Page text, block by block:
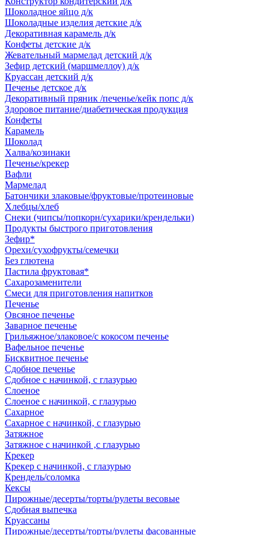
Шоколадное яйцо д/к
Шоколадные изделия детские д/к
Декоративная карамель д/к
Конфеты детские д/к
Жевательный мармелад детский д/к
Зефир детский (маршмеллоу) д/к
Круассан детский д/к
Печенье детское д/к
Декоративный пряник /печенье/кейк попс д/к
Здоровое питание/диабетическая продукция
Конфеты
Карамель
Шоколад
Халва/козинаки
Печенье/крекер
Вафли
Мармелад
Батончики злаковые/фруктовые/протеиновые
Хлебцы/хлеб
Снеки (чипсы/попкорн/сухарики/крендельки)
Продукты быстрого приготовления
Зефир*
Орехи/сухофрукты/семечки
Без глютена
Пастила фруктовая*
Сахарозаменители
Смеси для приготовления напитков
Печенье
Овсяное печенье
Заварное печенье
Грильяжное/злаковое/с кокосом печенье
Вафельное печенье
Бисквитное печенье
Сдобное печенье
Сдобное с начинкой, с глазурью
Слоеное
Слоеное с начинкой, с глазурью
Сахарное
Сахарное с начинкой, с глазурью
Затяжное
Затяжное с начинкой ,с глазурью
Крекер
Крекер с начинкой, с глазурью
Крендель/соломка
Кексы
Пирожные/десерты/торты/рулеты весовые
Сдобная выпечка
Круассаны
Пирожные/десерты/торты/рулеты фасованные